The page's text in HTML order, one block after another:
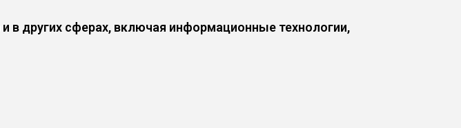
в других сферах, включая информационные технологии,